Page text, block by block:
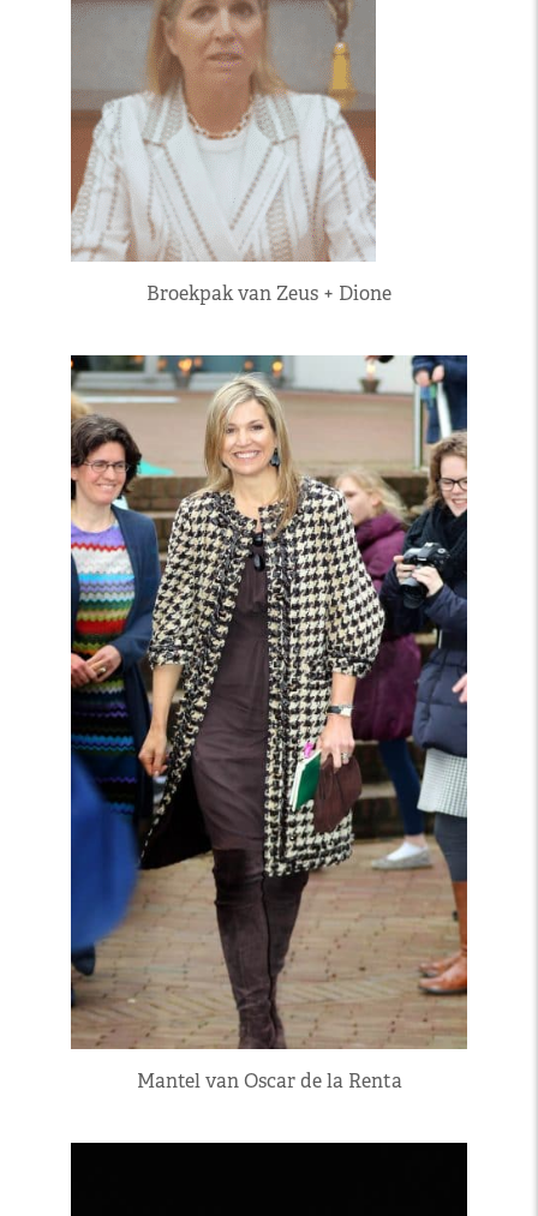
Broekpak van Zeus + Dione
Mantel van Oscar de la Renta